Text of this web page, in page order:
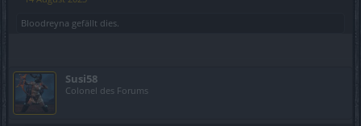
Bloodreyna gefällt dies.
Susi58
Colonel des Forums